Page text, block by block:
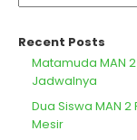
Recent Posts
Matamuda MAN
Jadwalnya
Dua Siswa MAN
Mesir